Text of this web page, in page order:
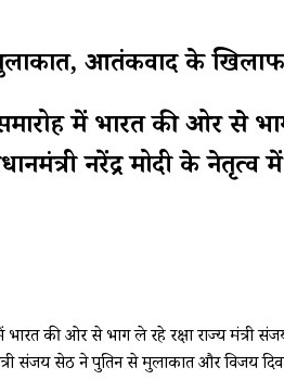
मुलाकात, आतंकवाद के
में भारत की ओर से भाग
नरेंद्र मोदी के
भारत की ओर से भाग ले रहे रक्षा राज्य
संजय सेठ ने पुतिन से मुलाकात और विजय